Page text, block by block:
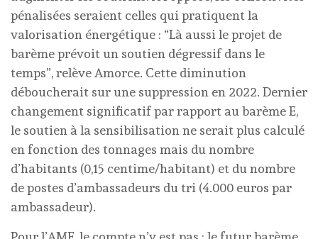
pénalisées seraient celles qui pratiquent la
valorisation énergétique : “Là aussi le projet de
barème prévoit un soutien dégressif dans le
temps”, relève Amorce. Cette diminution
déboucherait sur une suppression en 2022. Dernier
changement significatif par rapport au barème E,
le soutien à la sensibilisation ne serait plus calculé
en fonction des tonnages mais du nombre
d’habitants (0,15 centime/habitant) et du nombre
de postes d’ambassadeurs du tri (4.000 euros par
ambassadeur).